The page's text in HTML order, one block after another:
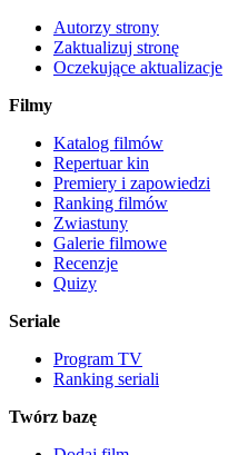
Autorzy strony
Zaktualizuj stronę
Oczekujące aktualizacje
Filmy
Katalog filmów
Repertuar kin
Premiery i zapowiedzi
Ranking filmów
Zwiastuny
Galerie filmowe
Recenzje
Quizy
Seriale
Program TV
Ranking seriali
Twórz bazę